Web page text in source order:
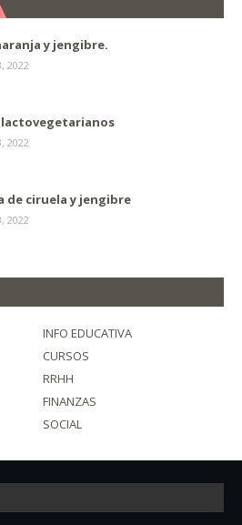
y jengibre.
2022
2022
de ciruela y jengibre
2022
INFO EDUCATIVA
CURSOS
RRHH
FINANZAS
SOCIAL